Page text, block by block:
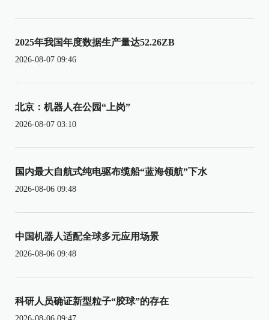
2025年我国年度数据生产量达52.26ZB
2026-08-07 09:46
北京：机器人在公园“上岗”
2026-08-07 03:10
国内最大自航式纯电驱布缆船“蓝海领航”下水
2026-08-06 09:48
中国机器人适配全球多元应用场景
2026-08-06 09:48
科研人员确证新型粒子“胶球”的存在